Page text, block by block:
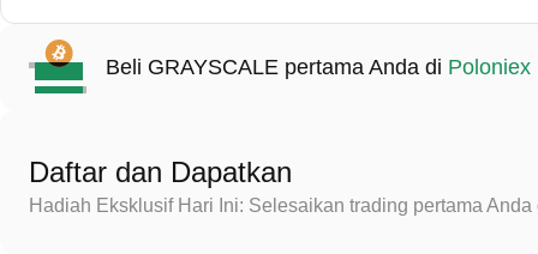
Beli GRAYSCALE pertama Anda di Poloniex
Daftar dan Dapatkan
Hadiah Eksklusif Hari Ini: Selesaikan trading pertama